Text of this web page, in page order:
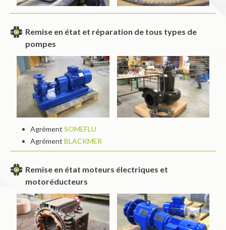
Remise en état et réparation de tous types de
pompes
AgrémentSOMEFLU
AgrémentBLACKMER
Remise en état moteurs électriques et
motoréducteurs